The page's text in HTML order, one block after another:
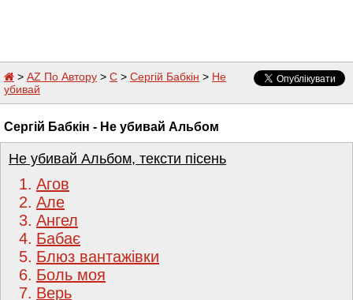
> AZ По Автору > С > Сергій Бабкін > Не
убивай
Сергій Бабкін - Не убивай Альбом
Не убивай Альбом, тексти пісень
1. Агов
2. Але
3. Ангел
4. Бабає
5. Блюз вантажівки
6. Боль моя
7. Верь